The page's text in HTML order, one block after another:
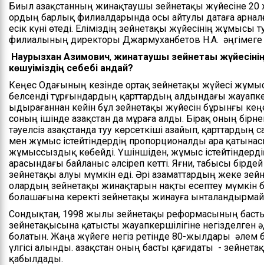
тұлғаларды қабылдау
Спорт жетістіктері
Нәтижелері және
Ресми сөз сөйлеулер
Бос орындар
Байланыстар
Басшылық
Басқарманың ережесі
Мемлекеттік
қызметке кіру
бойынша ақпарат
Биыл Қазақстанның жинақтаушы зейнетақы жүйесіне
Қордың барлық филиалдарында осы айтулы датаға
есік күні өтеді. Еліміздің зейнетақы жүйесінің жұмысы
филиалының директоры Джармуханбетов Н.А. әңгімеге
Наурызхан Азимович, жинақтаушы зейнетақы
көшуіміздің себебі қандай?
Кеңес Одағының кезінде ортақ зейнетақы жүйесі
белсенді тұрғындардың қарттардың алдындағы
ыдырағаннан кейін бұл зейнетақы жүйесін бұрынғы
соның ішінде Қазақстан да мұраға алды. Бірақ оның
тәуелсіз Қазақстанда туу көрсеткіші азайып, қарттардың
мен жұмыс істейтіндердің пропорционалды ара
жұмыссыздық көбейді. Үшіншіден, жұмыс
арасындағы байланыс әлсіреп кетті. Яғни, табысы
зейнетақы алуы мүмкін еді. Әрі азаматтардың жеке
олардың зейнетақы жинақтарын нақты есептеу мүмкін
болашағына керекті зейнетақы жинауға
Сондықтан, 1998 жылы зейнетақы реформасының
зейнетақысына қатысты жауапкершілігіне негізделген
болатын. Жаңа жүйеге негіз ретінде 80-жылдары
үлгісі алынды. Қазақстан оның басты қағидаты -
қабылдады.